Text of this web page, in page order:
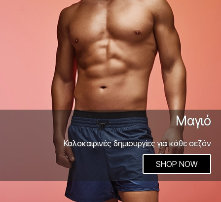
Μαγιό
Καλοκαιρινές δημιουργίες για κάθε σεζόν
SHOP NOW